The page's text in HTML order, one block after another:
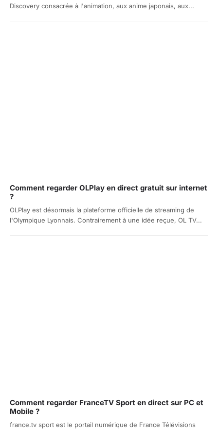
Discovery consacrée à l'animation, aux anime japonais, aux...
Comment regarder OLPlay en direct gratuit sur internet
?
OLPlay est désormais la plateforme officielle de streaming de
l'Olympique Lyonnais. Contrairement à une idée reçue, OL TV...
Comment regarder FranceTV Sport en direct sur PC et
Mobile ?
france.tv sport est le portail numérique de France Télévisions